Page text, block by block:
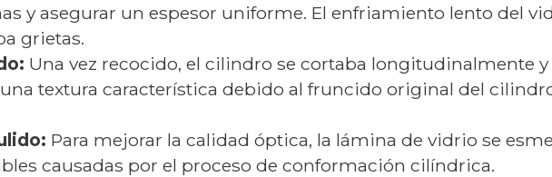
y asegurar un espesor uniforme. El enfriamiento lento del
grietas.
Una vez recocido, el cilindro se cortaba longitudinalmente y
textura característica debido al fruncido original del
Para mejorar la calidad óptica, la lámina de vidrio se
causadas por el proceso de conformación cilíndrica.